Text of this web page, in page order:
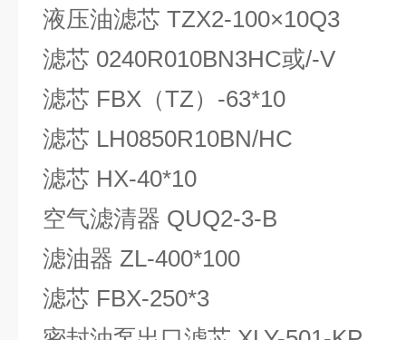
液压油滤芯 TZX2-100×10Q3
滤芯 0240R010BN3HC或/-V
滤芯 FBX（TZ）-63*10
滤芯 LH0850R10BN/HC
滤芯 HX-40*10
空气滤清器 QUQ2-3-B
滤油器 ZL-400*100
滤芯 FBX-250*3